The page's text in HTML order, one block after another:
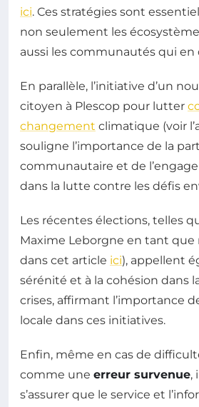
ici. Ces stratégies sont
non seulement les
aussi les communautés qui
En parallèle, l’initiative d’un
citoyen à Plescop pour lutter
changement climatique (voir
souligne l’importance de la
communautaire et de
dans la lutte contre les défis
Les récentes élections, telles
Maxime Leborgne en tant que
dans cet article ici), appellent
sérénité et à la cohésion dans
crises, affirmant l’importance
locale dans ces initiatives.
Enfin, même en cas de
comme une erreur survenue,
s’assurer que le service et